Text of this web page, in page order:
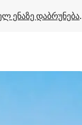
ენაზე დაბრუნება.